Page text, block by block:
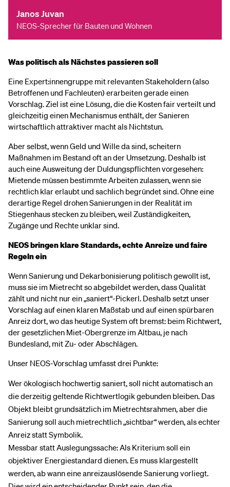
Janos Juvan
NEOS-Sprecher für Bauten und Wohnen
Was politisch als Nächstes passieren soll
Eine Expert:innengruppe mit relevanten Stakeholdern (also
Betroffenen und Fachleuten) erarbeiten gerade einen
Vorschlag. Ziel ist eine Lösung, die die Kosten fair verteilt und
gleichzeitig einen Mechanismus enthält, der Sanieren
wirtschaftlich attraktiver macht als Nichtstun.
Aber selbst, wenn Geld und Wille da sind, scheitern
Maßnahmen im Bestand oft an der Umsetzung. Deshalb ist
auch eine Ausweitung der Duldungspflichten vorgesehen:
Mietende müssen bestimmte Arbeiten zulassen, wenn sie
rechtlich klar erlaubt und sachlich begründet sind. Ohne eine
derartige Regel drohen Sanierungen in der Realität im
Stiegenhaus stecken zu bleiben, weil Zuständigkeiten,
Zugänge und Rechte unklar sind.
NEOS bringen klare Standards, echte Anreize und faire
Regeln ein
Wenn Sanierung und Dekarbonisierung politisch gewollt ist,
muss sie im Mietrecht so abgebildet werden, dass Qualität
zählt und nicht nur ein „saniert“-Pickerl. Deshalb setzt unser
Vorschlag auf einen klaren Maßstab und auf einen spürbaren
Anreiz dort, wo das heutige System oft bremst: beim Richtwert,
der gesetzlichen Miet-Obergrenze im Altbau, je nach
Bundesland, mit Zu- oder Abschlägen.
Unser NEOS-Vorschlag umfasst drei Punkte:
Wer ökologisch hochwertig saniert, soll nicht automatisch an
die derzeitig geltende Richtwertlogik gebunden bleiben. Das
Objekt bleibt grundsätzlich im Mietrechtsrahmen, aber die
Sanierung soll auch mietrechtlich „sichtbar“ werden, als echter
Anreiz statt Symbolik.
Messbar statt Auslegungssache: Als Kriterium soll ein
objektiver Energiestandard dienen. Es muss klargestellt
werden, ab wann eine anreizauslösende Sanierung vorliegt.